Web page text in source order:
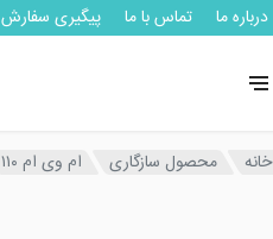
درباره ما تماس با ما پیگیری سفارش
خانه محصول سازگاری ام وی ام ۱۱۰